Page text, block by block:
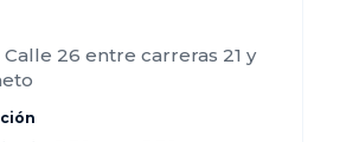
Calle 26 entre carreras 21 y